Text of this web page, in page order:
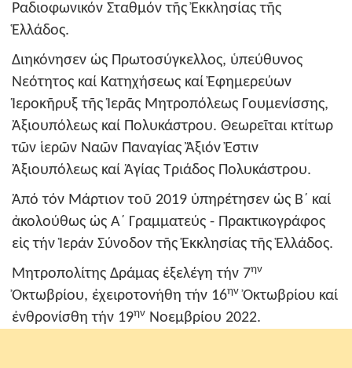
Ραδιοφωνικόν Σταθμόν τῆς Ἐκκλησίας τῆς
Ἑλλάδος.
Διηκόνησεν ὡς Πρωτοσύγκελλος, ὑπεύθυνος
Νεότητος καί Κατηχήσεως καί Ἐφημερεύων
Ἱεροκῆρυξ τῆς Ἱερᾶς Μητροπόλεως Γουμενίσσης,
Ἀξιουπόλεως καί Πολυκάστρου. Θεωρεῖται κτίτωρ
τῶν ἱερῶν Ναῶν Παναγίας Ἄξιόν Ἐστιν
Ἀξιουπόλεως καί Ἁγίας Τριάδος Πολυκάστρου.
Ἀπό τόν Μάρτιον τοῦ 2019 ὑπηρέτησεν ὡς Β΄ καί
ἀκολούθως ὡς Α΄ Γραμματεύς - Πρακτικογράφος
εἰς τήν Ἱεράν Σύνοδον τῆς Ἐκκλησίας τῆς Ἑλλάδος.
Μητροπολίτης Δράμας ἐξελέγη τήν 7ην
Ὀκτωβρίου, ἐχειροτονήθη τήν 16ην Ὀκτωβρίου καί
ἐνθρονίσθη τήν 19ην Νοεμβρίου 2022.